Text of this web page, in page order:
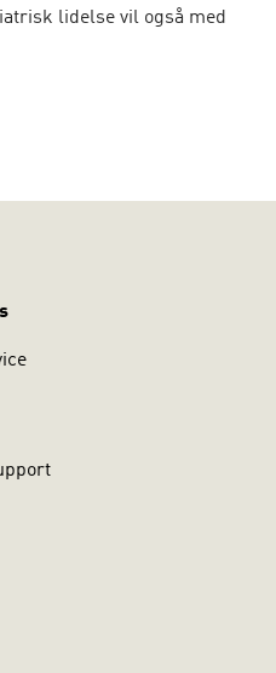
lidelse vil også med